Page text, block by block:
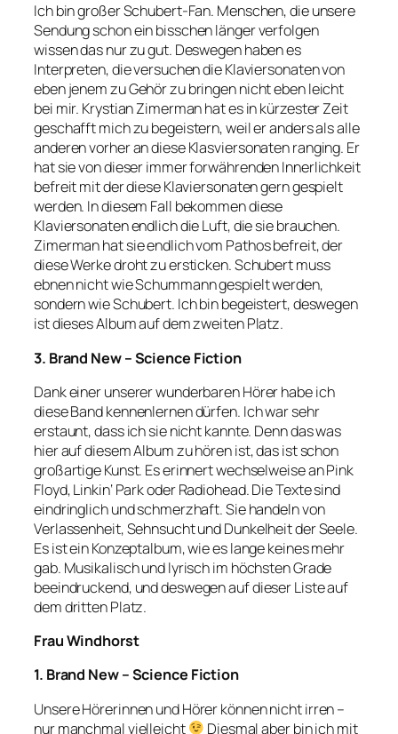
Ich bin großer Schubert-Fan. Menschen, die unsere
Sendung schon ein bisschen länger verfolgen
wissen das nur zu gut. Deswegen haben es
Interpreten, die versuchen die Klaviersonaten von
eben jenem zu Gehör zu bringen nicht eben leicht
bei mir. Krystian Zimerman hat es in kürzester Zeit
geschafft mich zu begeistern, weil er anders als alle
anderen vorher an diese Klasviersonaten ranging. Er
hat sie von dieser immer forwährenden Innerlichkeit
befreit mit der diese Klaviersonaten gern gespielt
werden. In diesem Fall bekommen diese
Klaviersonaten endlich die Luft, die sie brauchen.
Zimerman hat sie endlich vom Pathos befreit, der
diese Werke droht zu ersticken. Schubert muss
ebnen nicht wie Schummann gespielt werden,
sondern wie Schubert. Ich bin begeistert, deswegen
ist dieses Album auf dem zweiten Platz.
3. Brand New – Science Fiction
Dank einer unserer wunderbaren Hörer habe ich
diese Band kennenlernen dürfen. Ich war sehr
erstaunt, dass ich sie nicht kannte. Denn das was
hier auf diesem Album zu hören ist, das ist schon
großartige Kunst. Es erinnert wechselweise an Pink
Floyd, Linkin‘ Park oder Radiohead. Die Texte sind
eindringlich und schmerzhaft. Sie handeln von
Verlassenheit, Sehnsucht und Dunkelheit der Seele.
Es ist ein Konzeptalbum, wie es lange keines mehr
gab. Musikalisch und lyrisch im höchsten Grade
beeindruckend, und deswegen auf dieser Liste auf
dem dritten Platz.
Frau Windhorst
1. Brand New – Science Fiction
Unsere Hörerinnen und Hörer können nicht irren –
nur manchmal vielleicht
Diesmal aber bin ich mit